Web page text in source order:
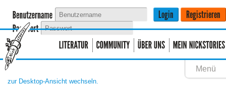
Menü
zur Desktop-Ansicht wechseln.